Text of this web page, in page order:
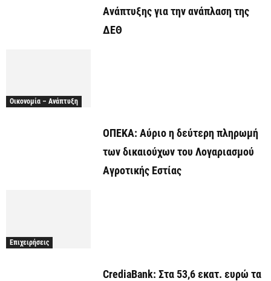
Ανάπτυξης για την ανάπλαση της
ΔΕΘ
Οικονομία – Ανάπτυξη
ΟΠΕΚΑ: Αύριο η δεύτερη πληρωμή
των δικαιούχων του Λογαριασμού
Αγροτικής Εστίας
Επιχειρήσεις
CrediaBank: Στα 53,6 εκατ. ευρώ τα